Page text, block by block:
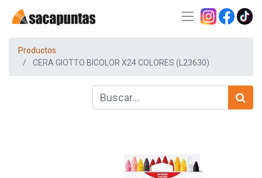
Productos
CERA GIOTTO BICOLOR X24 COLORES (L23630)